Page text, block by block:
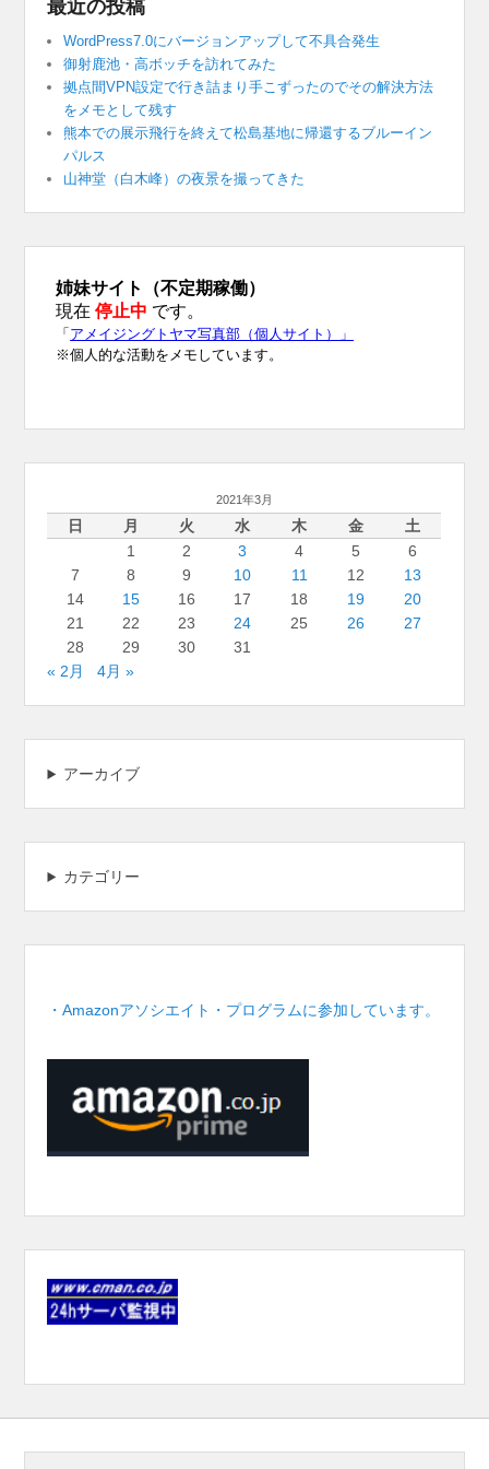
WordPress7.0にバージョンアップして不具合発生
御射鹿池・高ボッチを訪れてみた
拠点間VPN設定で行き詰まり手こずったのでその解決方法
をメモとして残す
熊本での展示飛行を終えて松島基地に帰還するブルーイン
パルス
山神堂（白木峰）の夜景を撮ってきた
2021年3月
日 月 火 水 木 金
土
1
2 3 4 5
6
7
8 9 10 11 12
13
14
15 16 17 18 19
20
21
22 23 24 25 26
27
28
29 30
31
« 2月
4月 »
アーカイブ
カテゴリー
・Amazonアソシエイト・プログラムに参加しています。